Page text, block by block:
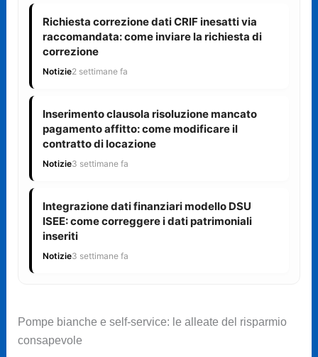
Richiesta correzione dati CRIF inesatti via
raccomandata: come inviare la richiesta di
correzione
Notizie2 settimane fa
Inserimento clausola risoluzione mancato
pagamento affitto: come modificare il
contratto di locazione
Notizie3 settimane fa
Integrazione dati finanziari modello DSU
ISEE: come correggere i dati patrimoniali
inseriti
Notizie3 settimane fa
Pompe bianche e self-service: le alleate del risparmio
consapevole